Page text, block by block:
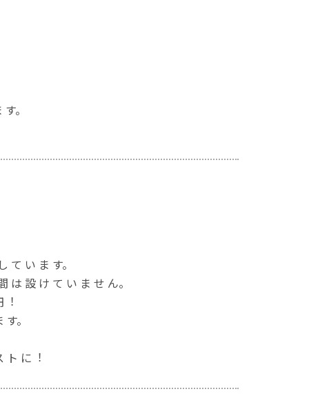
。
て い ま す。
は 設 け て い ま せ ん。
。
ト に︕